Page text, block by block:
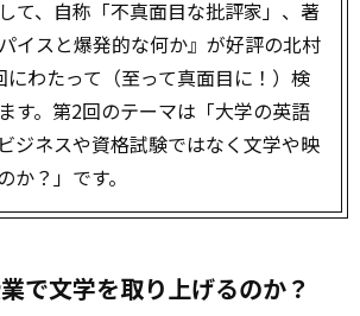
て、自称「不真面目な批評家」、著
イスと爆発的な何か』が好評の北村
わたって（至って真面目に！）検
す。第2回のテーマは「大学の英語
ジネスや資格試験ではなく文学や映
か？」です。
で文学を取り上げるのか？